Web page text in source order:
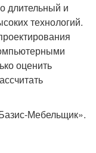
длительный и
технологий.
оценить
Мебельщик».